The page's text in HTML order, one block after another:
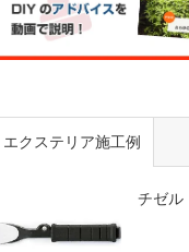
エクステリア施工例
チゼル